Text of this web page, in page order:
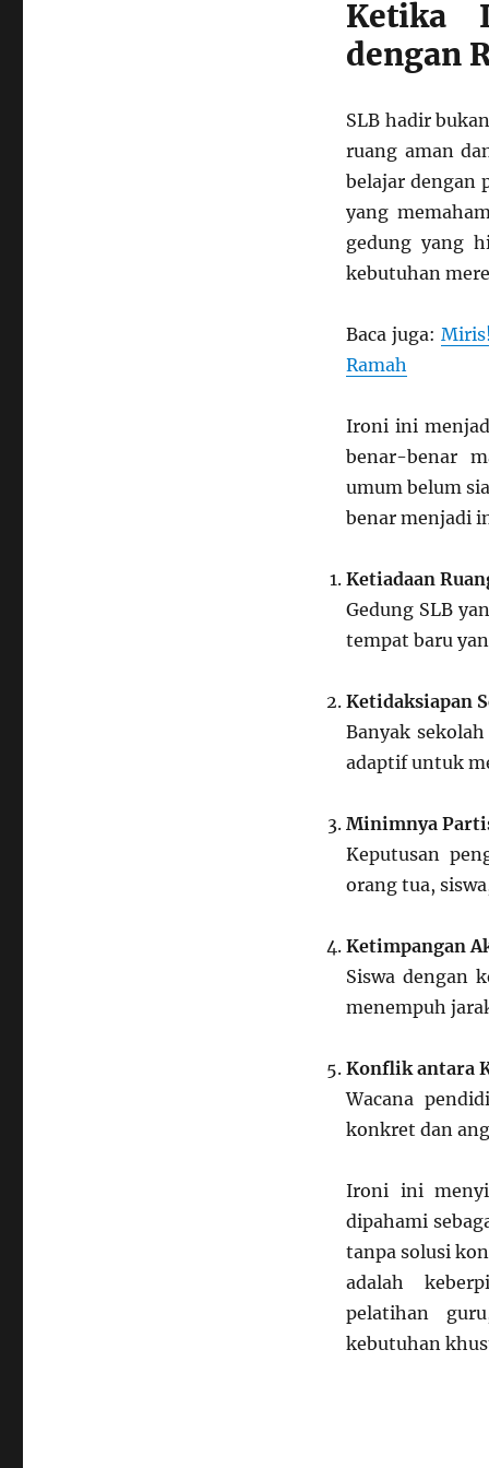
Ketika
dengan
SLB hadir
ruang aman
belajar dengan
yang
gedung yang
kebutuhan
Baca juga:
Ramah
Ironi ini
benar-benar
umum belum
benar menjadi
Ketiadaan
Gedung SLB
tempat baru
Ketidaksiapan
Banyak
adaptif untuk
Minimnya
Keputusan
orang tua,
Ketimpangan
Siswa dengan
menempuh
Konflik antara
Wacana
konkret dan
Ironi ini
dipahami
tanpa solusi
adalah
pelatihan
kebutuhan